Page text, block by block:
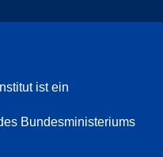
ist ein
Bundesministeriums